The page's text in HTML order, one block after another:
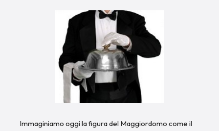
Immaginiamo oggi la figura del Maggiordomo come il